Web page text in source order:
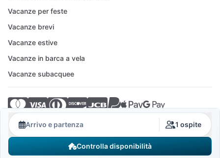
Arrivo e partenza 1 ospite
Controlla disponibilità
Vacanze per feste
Vacanze brevi
Vacanze estive
Vacanze in barca a vela
Vacanze subacquee
© 2026 Crovillas GmbH